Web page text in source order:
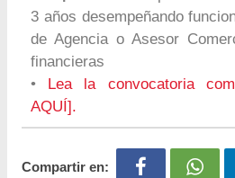
3 años desempeñando
de Agencia o Asesor
financieras
•
Lea la convocatoria
AQUÍ].
Compartir en: